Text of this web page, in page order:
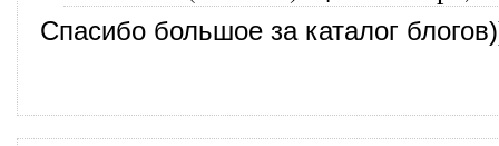
Спасибо большое за каталог